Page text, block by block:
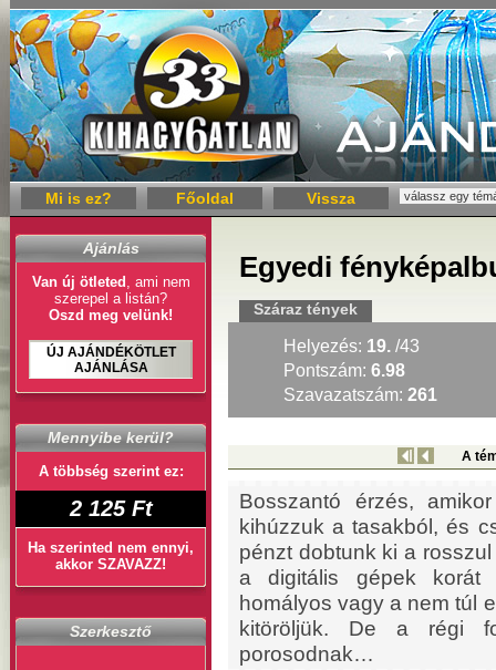
Mi is ez? Főoldal Vissza
Egyedi
Száraz tények
Helyezés: 19. /43
Pontszám: 6.98
Szavazatszám: 261
A
Bosszantó érzés,
kihúzzuk a tasakból, és
pénzt dobtunk ki a
a digitális gépek korát
homályos vagy a nem túl
kitöröljük. De a régi
porosodnak…
Ajánlás
Van új ötleted , ami nem
szerepel a listán?
Oszd meg velünk!
ÚJ AJÁNDÉKÖTLET
AJÁNLÁSA
Mennyibe kerül?
A többség szerint ez:
2 125 Ft
Ha szerinted nem ennyi,
akkor SZAVAZZ!
Szerkesztő